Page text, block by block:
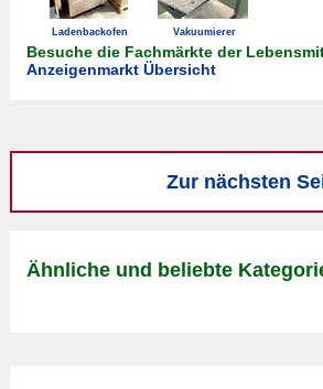
Ladenbackofen Vakuumierer
Besuche die Fachmärkte der
Anzeigenmarkt Übersicht
Zur nächsten
Ähnliche und beliebte